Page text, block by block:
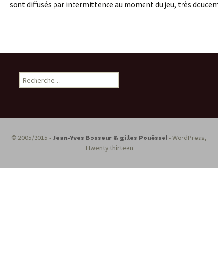
sont diffusés par intermittence au moment du jeu, très
R
e
e
c
r
© 2005/2015 -Jean-Yves Bosseur & gilles Pouëssel- WordPress,
Ttwenty thirteen